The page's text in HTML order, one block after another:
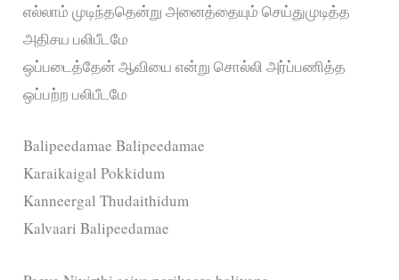
எல்லாம் முடிந்ததென்று அனைத்தையும் செய்துமுடித்த
அதிசய பலிபீடமே
ஒப்படைத்தேன் ஆவியை என்று சொல்லி அர்ப்பணித்த
ஒப்பற்ற பலிபீடமே
Balipeedamae Balipeedamae
Karaikaigal Pokkidum
Kanneergal Thudaithidum
Kalvaari Balipeedamae